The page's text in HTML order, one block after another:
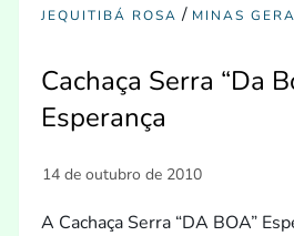
JEQUITIBÁ ROSA / MINAS
Cachaça Serra “Da
Esperança
A Cachaça Serra “DA BOA”